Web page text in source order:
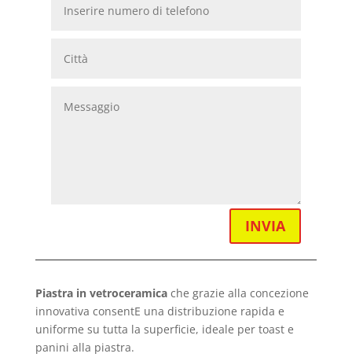
INVIA
Piastra in vetroceramicache grazie alla concezione
innovativa consentE una distribuzione rapida e
uniforme su tutta la superficie, ideale per toast e
panini alla piastra.